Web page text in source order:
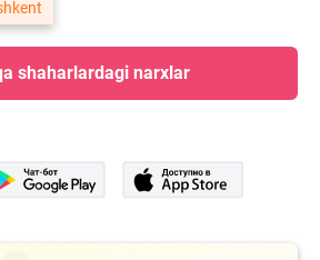
shaharlardagi narxlar